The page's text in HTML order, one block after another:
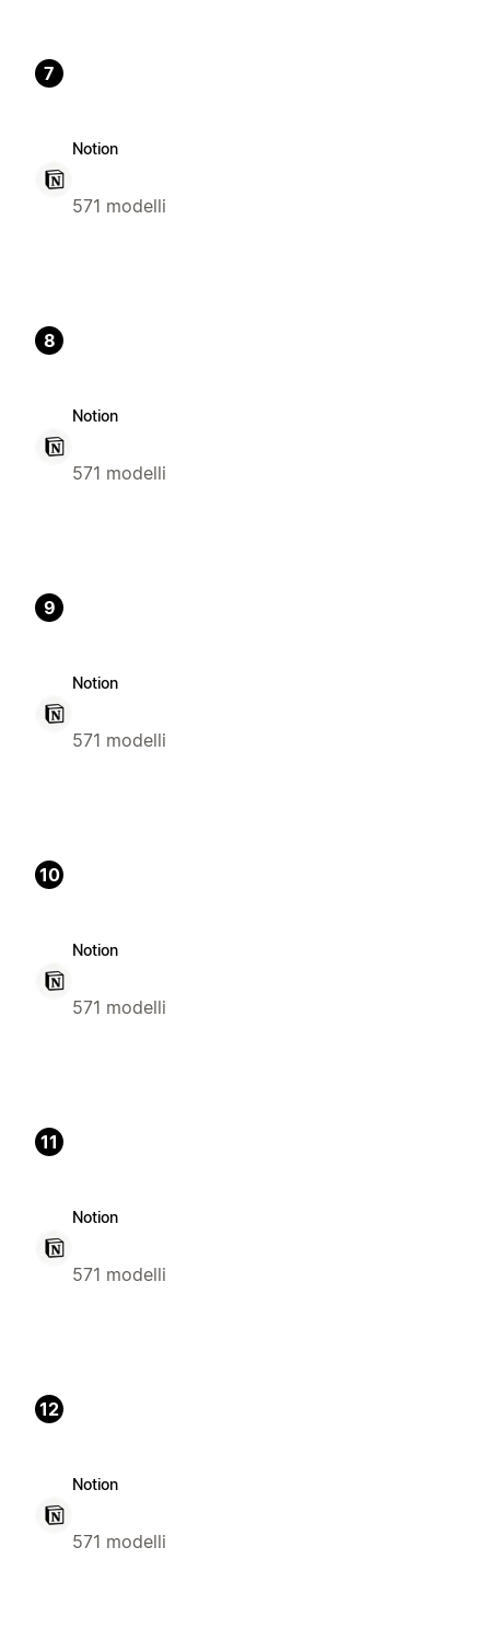
7
Notion
571 modelli
8
Notion
571 modelli
9
Notion
571 modelli
10
Notion
571 modelli
11
Notion
571 modelli
12
Notion
571 modelli